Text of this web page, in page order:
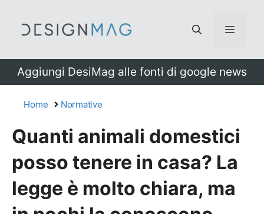
Menu
Aggiungi DesiMag alle fonti di google news
Home Normative
Quanti animali domestici
posso tenere in casa? La
legge è molto chiara, ma